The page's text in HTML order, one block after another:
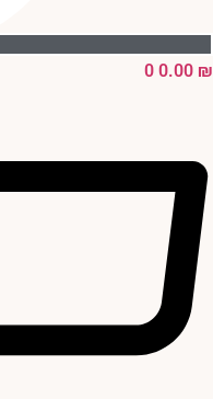
0.00 ₪
0